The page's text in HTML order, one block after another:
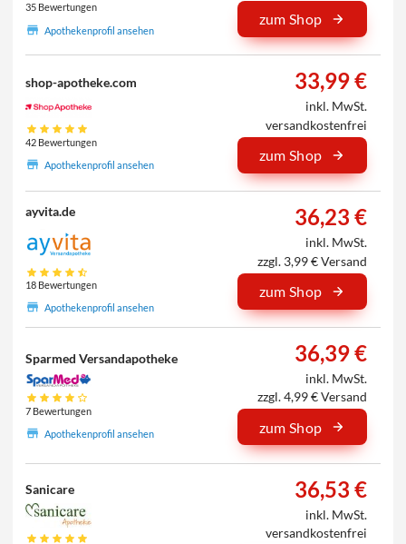
35 Bewertungen
Apothekenprofil ansehen
zum Shop
shop-apotheke.com
42 Bewertungen
Apothekenprofil ansehen
33,99 €
inkl. MwSt.
versandkostenfrei
zum Shop
ayvita.de
18 Bewertungen
Apothekenprofil ansehen
36,23 €
inkl. MwSt.
zzgl. 3,99 € Versand
zum Shop
Sparmed Versandapotheke
7 Bewertungen
Apothekenprofil ansehen
36,39 €
inkl. MwSt.
zzgl. 4,99 € Versand
zum Shop
Sanicare 36,53 €
inkl. MwSt.
versandkostenfrei